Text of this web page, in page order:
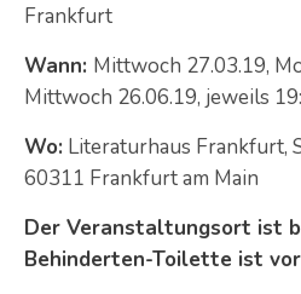
Frankfurt
Wann: Mittwoch 27.03.19,
Mittwoch 26.06.19, jeweils
Wo: Literaturhaus Frankfurt,
60311 Frankfurt am Main
Der Veranstaltungsort ist
Behinderten-Toilette ist